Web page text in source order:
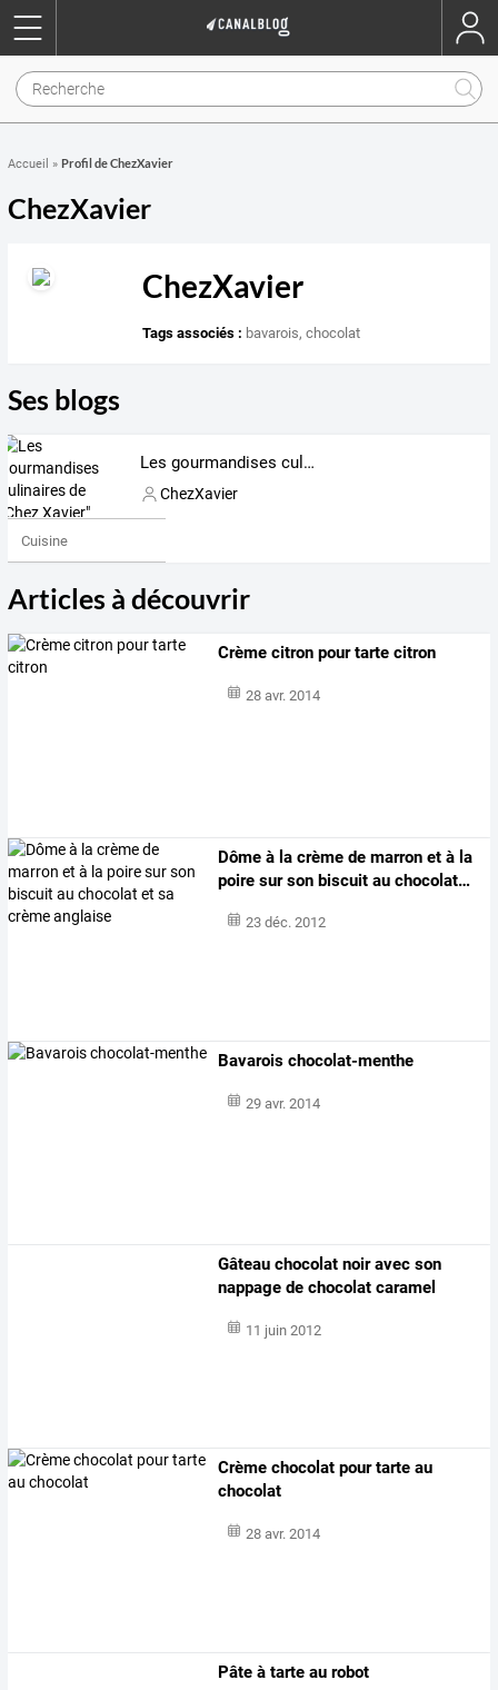
Accueil » Profil de ChezXavier
ChezXavier
ChezXavier
Tags associés : bavarois,chocolat
Ses blogs
Les gourmandises culinaires de "Chez Xavier"
ChezXavier
Cuisine
Articles à découvrir
Crème citron pour tarte citron
28 avr. 2014
Dôme à la crème de marron et à la
poire surson biscuit au chocolat…
23 déc. 2012
Bavarois chocolat-menthe
29 avr. 2014
Gâteau chocolat noir avec son
nappage de chocolat caramel
11 juin 2012
Crème chocolat pour tarte au
chocolat
28 avr. 2014
Pâte à tarte au robot